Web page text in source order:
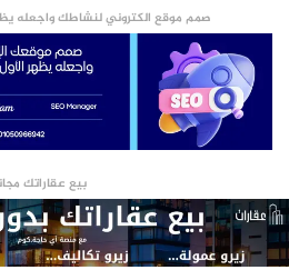
صمم موقع الكتروني لنشاطك واجعله
بيع عقاراتك